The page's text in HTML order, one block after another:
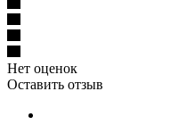
Нет оценок
Оставить отзыв